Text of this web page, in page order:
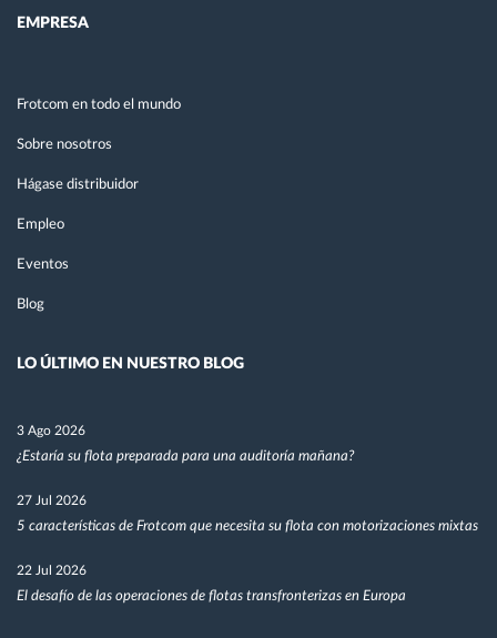
EMPRESA
Frotcom en todo el mundo
Sobre nosotros
Hágase distribuidor
Empleo
Eventos
Blog
LO ÚLTIMO EN NUESTRO BLOG
3 Ago 2026
¿Estaría su flota preparada para una auditoría mañana?
27 Jul 2026
5 características de Frotcom que necesita su flota con motorizaciones mixtas
22 Jul 2026
El desafío de las operaciones de flotas transfronterizas en Europa